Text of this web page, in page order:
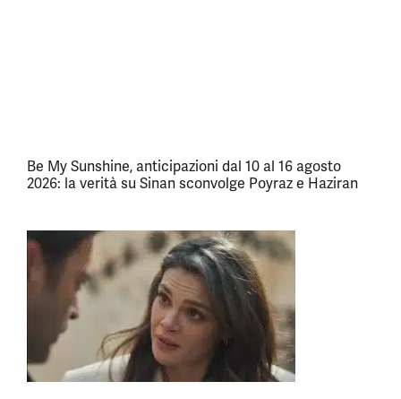
Be My Sunshine, anticipazioni dal 10 al 16 agosto
2026: la verità su Sinan sconvolge Poyraz e Haziran